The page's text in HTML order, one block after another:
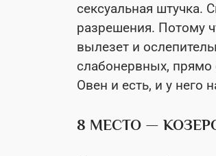
сексуальная штучка.
разрешения. Потому
вылезет и
слабонервных, прямо
Овен и есть, и у него
8 МЕСТО —